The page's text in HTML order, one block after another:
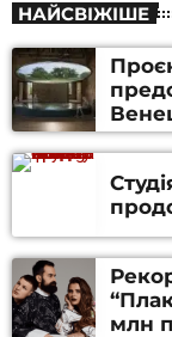
НАЙСВІЖІШЕ
млн